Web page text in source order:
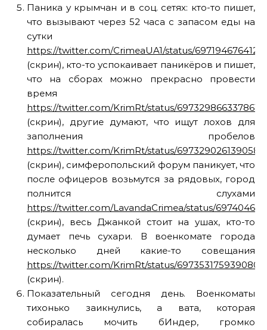
Паника у крымчан и в соц. сетях: кто-то пишет,
что вызывают через 52 часа с запасом еды на
сутки
https://twitter.com/CrimeaUA1/status/
(скрин), кто-то успокаивает паникёров и пишет,
что на сборах можно прекрасно провести
время
https://twitter.com/KrimRt/status/
(скрин), другие думают, что ищут лохов для
заполнения пробелов
https://twitter.com/KrimRt/status/
(скрин), симферопольский форум паникует, что
после офицеров возьмутся за рядовых, город
полнится слухами
https://twitter.com/LavandaCrimea/status/
(скрин), весь Джанкой стоит на ушах, кто-то
думает печь сухари. В военкомате города
несколько дней какие-то совещания
https://twitter.com/KrimRt/status/
(скрин).
Показательный сегодня день. Военкоматы
тихонько заикнулись, а вата, которая
собиралась мочить бИндер, громко